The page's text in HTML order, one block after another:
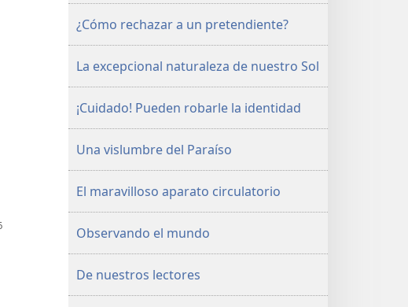
¿Cómo rechazar a un pretendiente?
La excepcional naturaleza de nuestro Sol
¡Cuidado! Pueden robarle la identidad
Una vislumbre del Paraíso
El maravilloso aparato circulatorio
Observando el mundo
De nuestros lectores